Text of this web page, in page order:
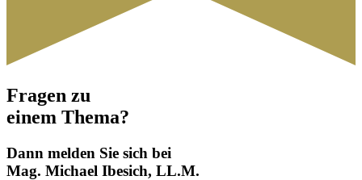
Fragen zu
einem Thema?
Dann melden Sie sich bei
Mag. Michael Ibesich, LL.M.